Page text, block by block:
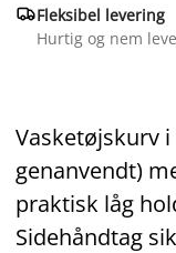
Fleksibel levering
Hurtig og nem
Vasketøjskurv
genanvendt)
praktisk låg
Sidehåndtag